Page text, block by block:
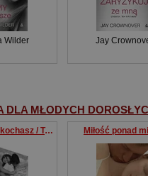
Wilder Jay
DLA MŁODYCH
To ty mnie pokochasz / To ty mnie ocalisz Pakiet Miłość ponad